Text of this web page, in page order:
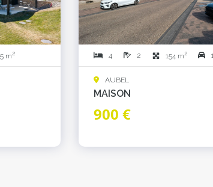
m2 4 2 154 m2
AUBEL
MAISON
900 €